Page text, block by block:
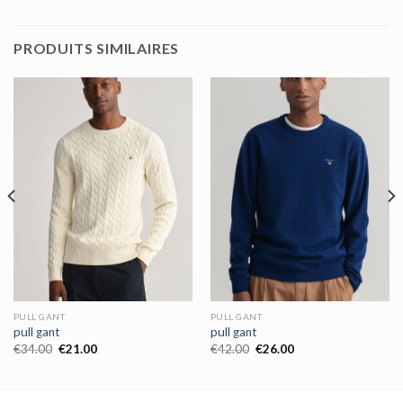
PRODUITS SIMILAIRES
PULL GANT
pull gant
€34.00 €21.00
PULL GANT
pull gant
€42.00 €26.00